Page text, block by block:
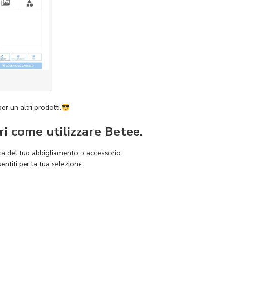
un altri prodotti.
come utilizzare Betee.
del tuo abbigliamento o accessorio.
per la tua selezione.